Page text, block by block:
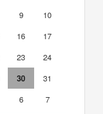
9
10
16
17
23
24
30
31
6 7